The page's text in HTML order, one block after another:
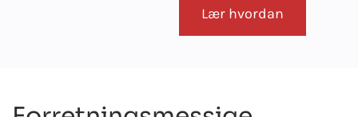
Lær hvordan